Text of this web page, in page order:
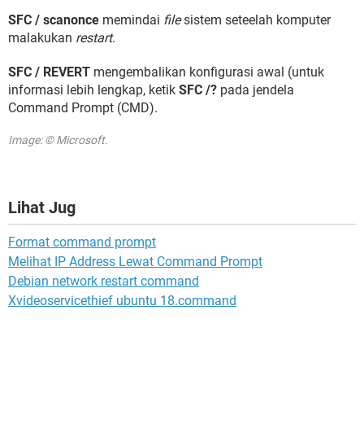
SFC / scanonce memindai filesistem seteelah komputer
malakukan restart.
SFC / REVERT mengembalikan konfigurasi awal (untuk
informasi lebih lengkap, ketik SFC /? pada jendela
Command Prompt (CMD).
Image: © Microsoft.
Lihat Jug
Format command prompt
Melihat IP Address Lewat Command Prompt
Debian network restart command
Xvideoservicethief ubuntu 18.command